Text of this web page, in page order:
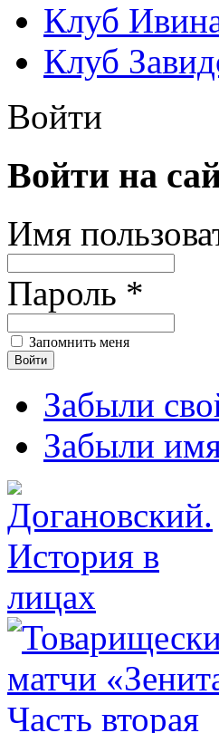
Клуб
Клуб
Войти
Войти на
Имя
Пароль *
Запомнить меня
Забыли
Забыли